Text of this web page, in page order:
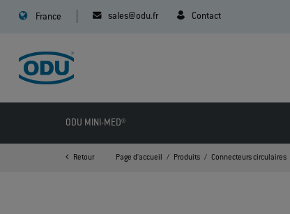
France sales@odu.fr Contact
ODU MINI-MED®
Retour Page d'accueil Produits Connecteurs circulaires